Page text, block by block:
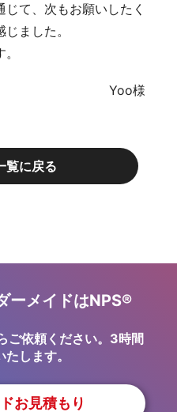
て、次もお願いしたく
ました。
Yoo様
覧に戻る
ーメイドはNPS®
ご依頼ください。3時間
します。
お見積もり